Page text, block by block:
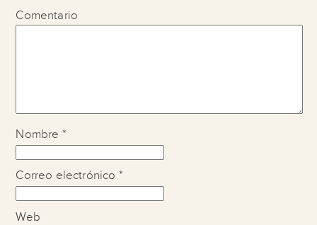
Comentario
Nombre *
Correo electrónico *
Web